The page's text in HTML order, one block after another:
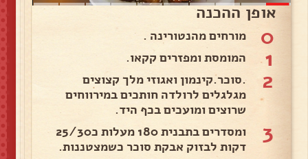
אופן ההכנה
0 מורחים מהנטורינה .
1 המומסת ומפזרים קקאו.
2
.סוכר.קינמון ואגוזי מלך קצוצים
מגלגלים לרולדה חותכים במירווחים
שרוצים ומועכים בכף היד.
3
ומסדרים בתבנית 180 מעלות כ25/30
דקות לבזוק אבקת סוכר כשמצטננות.